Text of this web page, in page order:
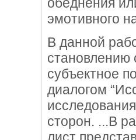
эмотивного
В данной
становлению
субъектное
диалогом
сторон. ...В